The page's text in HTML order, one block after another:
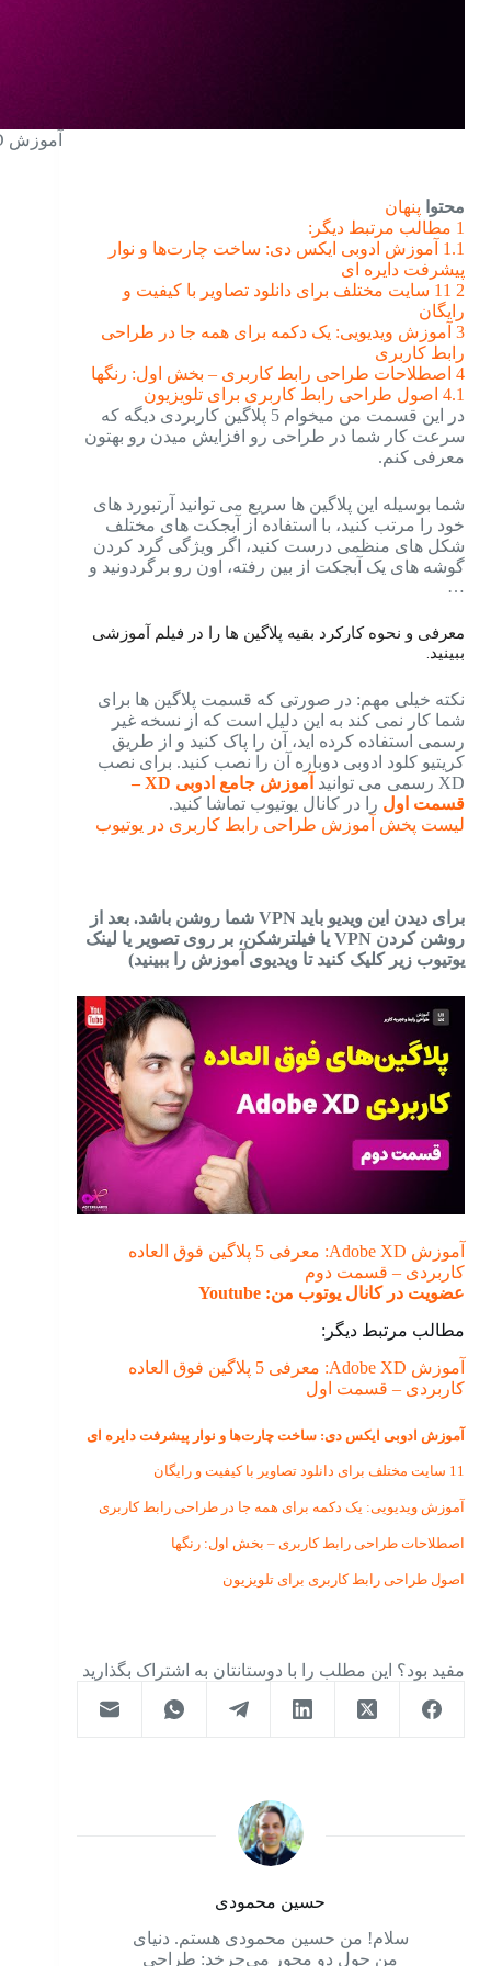
آموزش Adobe XD – معرفی 5 پلاگین فوق العاده کاربردی – قسمت دوم
محتوا پنهان
1 مطالب مرتبط دیگر:
1.1 آموزش ادوبی ایکس دی: ساخت چارت‌ها و نوار
پیشرفت دایره ای
2
11 سایت مختلف برای دانلود تصاویر با کیفیت و
رایگان
3 آموزش ویدیویی:‌ یک دکمه برای همه جا در طراحی
رابط کاربری
4 اصطلاحات طراحی رابط کاربری – بخش اول: رنگها
4.1 اصول طراحی رابط کاربری برای تلویزیون
در این قسمت من میخوام 5 پلاگین کاربردی دیگه که
سرعت کار شما در طراحی رو افزایش میدن رو بهتون
معرفی کنم.
شما بوسیله این پلاگین ها سریع می توانید آرتبورد های
خود را مرتب کنید، با استفاده از آبجکت های مختلف
شکل های منظمی درست کنید، اگر ویژگی گرد کردن
گوشه های یک آبجکت از بین رفته، اون رو برگردونید و
…
ببینید.
نکته خیلی مهم: در صورتی که قسمت پلاگین ها برای
شما کار نمی کند به این دلیل است که از نسخه غیر
رسمی استفاده کرده اید، آن را پاک کنید و از طریق
کریتیو کلود ادوبی دوباره آن را نصب کنید. برای نصب
XD رسمی می توانید
آموزش جامع ادوبی XD –
قسمت اول را در کانال یوتیوب تماشا کنید.
لیست پخش آموزش طراحی رابط کاربری در یوتیوب
برای دیدن این ویدیو باید VPN شما روشن باشد. بعد از
روشن کردن VPN یا فیلترشکن، بر روی تصویر یا لینک
یوتیوب زیر کلیک کنید تا ویدیوی آموزش را ببینید)
آموزش Adobe XD: معرفی 5 پلاگین فوق العاده
کاربردی – قسمت دوم
عضویت در کانال یوتوب من: Youtube
مطالب مرتبط دیگر:
آموزش Adobe XD: معرفی 5 پلاگین فوق العاده
کاربردی – قسمت اول
آموزش ادوبی ایکس دی: ساخت چارت‌ها و نوار پیشرفت دایره ای
11 سایت مختلف برای دانلود تصاویر با کیفیت و رایگان
آموزش ویدیویی:‌ یک دکمه برای همه جا در طراحی رابط کاربری
اصطلاحات طراحی رابط کاربری – بخش اول: رنگها
اصول طراحی رابط کاربری برای تلویزیون
مفید بود؟ این مطلب را با دوستانتان به اشتراک بگذارید
حسین محمودی
سلام! من حسین محمودی هستم. دنیای
من حول دو محور می‌چرخد: طراحی